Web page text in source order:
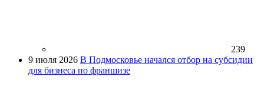
239
9 июля 2026 В Подмосковье начался отбор на субсидии
для бизнеса по франшизе